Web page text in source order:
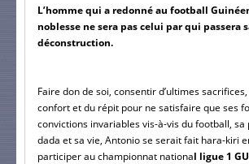
L’homme qui a redonné au football
noblesse ne sera pas celui par qui passera
déconstruction.
Faire don de soi, consentir d’ultimes
confort et du répit pour ne satisfaire que ses
convictions invariables vis-à-vis du football, sa
dada et sa vie, Antonio se serait fait hara-kiri
participer au championnat national ligue 1